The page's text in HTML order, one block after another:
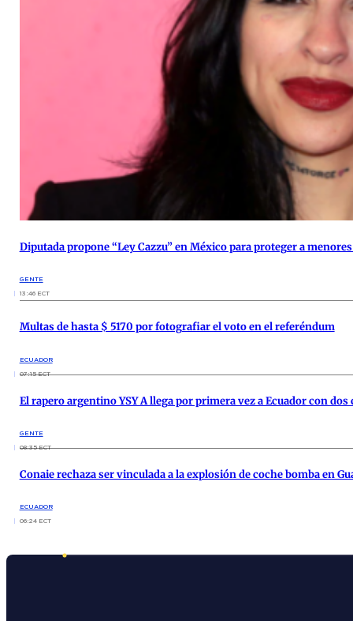
Diputada propone “Ley Cazzu” en México para proteger a
GENTE
13:46 ECT
Multas de hasta $ 5170 por fotografiar el voto en el referéndum
ECUADOR
07:15 ECT
El rapero argentino YSY A llega por primera vez a Ecuador con
GENTE
08:35 ECT
Conaie rechaza ser vinculada a la explosión de coche bomba en
ECUADOR
06:24 ECT